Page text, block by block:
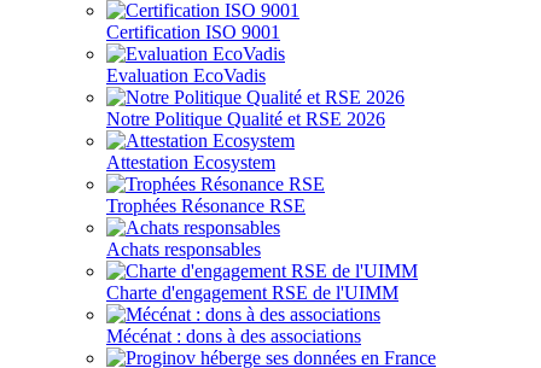
Certification ISO 9001
Evaluation EcoVadis
Notre Politique Qualité et RSE 2026
Attestation Ecosystem
Trophées Résonance RSE
Achats responsables
Charte d'engagement RSE de l'UIMM
Mécénat : dons à des associations